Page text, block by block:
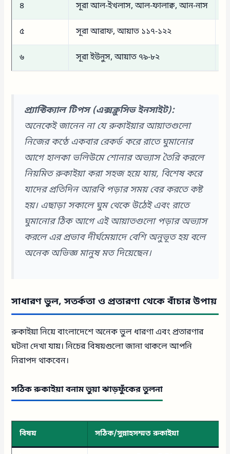
৪ সূরা আল-ইখলাস, আল-ফালাক্ব, আন-নাস
৫ সূরা আরাফ, আয়াত ১১৭-১২২
৬ সূরা ইউনুস, আয়াত ৭৯-৮২
প্র্যাক্টিক্যাল টিপস (এক্সক্লুসিভ ইনসাইট):
অনেকেই জানেন না যে রুকাইয়ার আয়াতগুলো
নিজের কণ্ঠে একবার রেকর্ড করে রাতে ঘুমানোর
আগে হালকা ভলিউমে শোনার অভ্যাস তৈরি করলে
নিয়মিত রুকাইয়া করা সহজ হয়ে যায়, বিশেষ করে
যাদের প্রতিদিন আরবি পড়ার সময় বের করতে কষ্ট
হয়। এছাড়া সকালে ঘুম থেকে উঠেই এবং রাতে
ঘুমানোর ঠিক আগে এই আয়াতগুলো পড়ার অভ্যাস
করলে এর প্রভাব দীর্ঘমেয়াদে বেশি অনুভূত হয় বলে
অনেক অভিজ্ঞ মানুষ মত দিয়েছেন।
সাধারণ ভুল, সতর্কতা ও প্রতারণা থেকে বাঁচার উপায়
রুকাইয়া নিয়ে বাংলাদেশে অনেক ভুল ধারণা এবং প্রতারণার
ঘটনা দেখা যায়। নিচের বিষয়গুলো জানা থাকলে আপনি
নিরাপদ থাকবেন।
সঠিক রুকাইয়া বনাম ভুয়া ঝাড়ফুঁকের তুলনা
বিষয় সঠিক/সুন্নাহসম্মত রুকাইয়া